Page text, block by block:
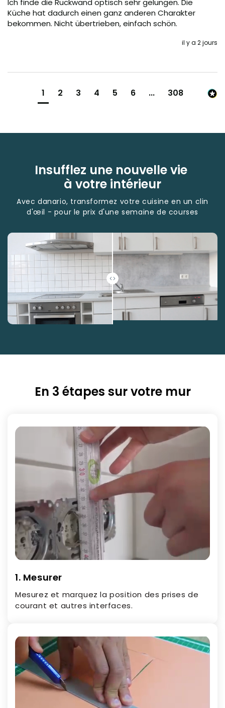
Ich finde die Rückwand optisch sehr gelungen. Die
Küche hat dadurch einen ganz anderen Charakter
bekommen. Nicht übertrieben, einfach schön.
il y a 2 jours
1 2 3 4 5 6 ... 308
Insufflez une nouvelle vie
à votre intérieur
Avec danario, transformez votre cuisine en un clin
d'œil - pour le prix d'une semaine de courses
En 3 étapes sur votre mur
1. Mesurer
Mesurez et marquez la position des prises de
courant et autres interfaces.